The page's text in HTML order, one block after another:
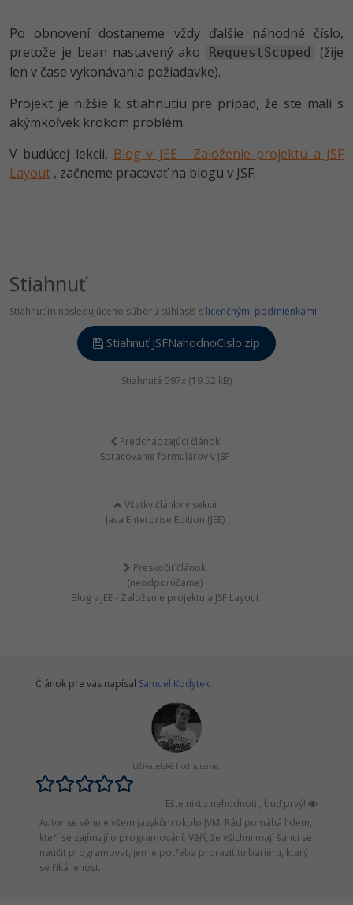
Po obnovení dostaneme vždy ďalšie náhodné číslo,
pretože je bean nastavený ako
RequestScoped
(žije
len v čase vykonávania požiadavke).
Projekt je nižšie k stiahnutiu pre prípad, že ste mali s
akýmkoľvek krokom problém.
V budúcej lekcii, Blog v JEE - Založenie projektu a JSF
Layout , začneme pracovať na blogu v JSF.
Stiahnuť
Stiahnutím nasledujúceho súboru súhlasíš s licenčnými podmienkami
Stiahnuť JSFNahodnoCislo.zip
Stiahnuté 597x (19.52 kB)
Predchádzajúci článok
Spracovanie formulárov v JSF
Všetky články v sekcii
Java Enterprise Edition (JEE)
Preskočiť článok
(neodporúčame)
Blog v JEE - Založenie projektu a JSF Layout
Článok pre vás napísal Samuel Kodytek
Užívateľské hodnotenie:
Ešte nikto nehodnotil, buď prvý!
Autor se věnuje všem jazykům okolo JVM. Rád pomáhá lidem,
kteří se zajímají o programování. Věří, že všichni mají šanci se
naučit programovat, jen je potřeba prorazit tu bariéru, který
se říká lenost.